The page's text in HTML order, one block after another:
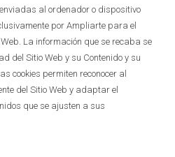
al ordenador o dispositivo
por Ampliarte para el
La información que se recaba se
del Sitio Web y su Contenido y su
cookies permiten reconocer al
del Sitio Web y adaptar el
que se ajusten a sus